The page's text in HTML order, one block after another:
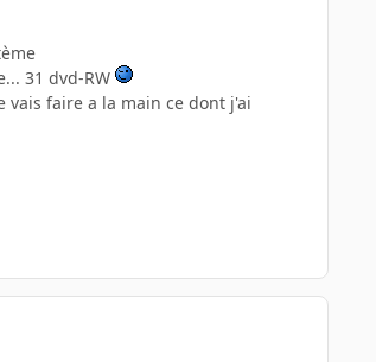
31 dvd-RW
faire a la main ce dont j'ai